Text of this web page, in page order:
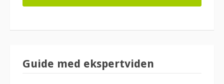
Guide med ekspertviden